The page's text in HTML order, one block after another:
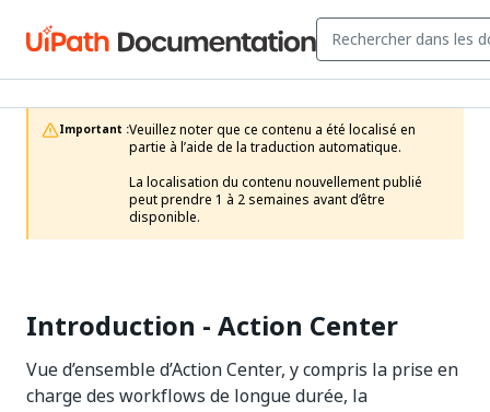
Important :Veuillez noter que ce contenu a été localisé en
partie à l’aide de la traduction automatique.
La localisation du contenu nouvellement publié
peut prendre 1 à 2 semaines avant d’être
disponible.
Introduction - Action Center
Vue d’ensemble d’Action Center, y compris la prise en
charge des workflows de longue durée, la